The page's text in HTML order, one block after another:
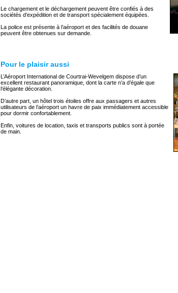
Le chargement et le déchargement peuvent être confiés à des
sociétés d’expédition et de transport spécialement équipées.
La police est présente à l’aéroport et des facilités de douane
peuvent être obtenues sur demande.
Pour le plaisir aussi
L’Aéroport International de Courtrai-Wevelgem dispose d’un
excellent restaurant panoramique, dont la carte n’a d’égale que
l’élégante décoration.
D’autre part, un hôtel trois étoiles offre aux passagers et autres
utilisateurs de l’aéroport un havre de paix immédiatement accessible
pour dormir confortablement.
Enfin, voitures de location, taxis et transports publics sont à portée
de main.